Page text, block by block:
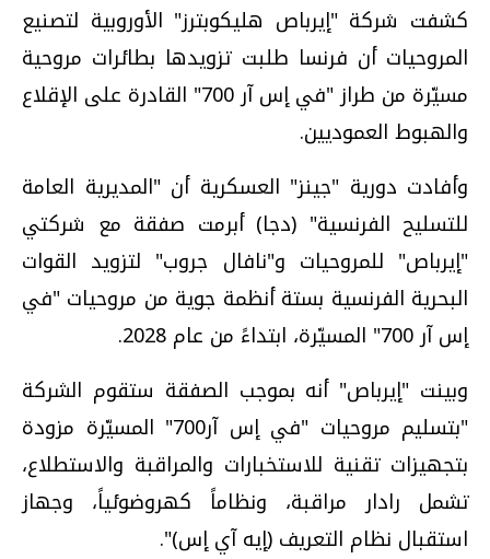
كشفت شركة "إيرباص هليكوبترز" الأوروبية لتصنيع
المروحيات أن فرنسا طلبت تزويدها بطائرات مروحية
مسيّرة من طراز "في إس آر 700" القادرة على الإقلاع
والهبوط العموديين.
وأفادت دورية "جينز" العسكرية أن "المديرية العامة
للتسليح الفرنسية" (دجا) أبرمت صفقة مع شركتي
"إيرباص" للمروحيات و"نافال جروب" لتزويد القوات
البحرية الفرنسية بستة أنظمة جوية من مروحيات "في
إس آر 700" المسيّرة، ابتداءً من عام 2028.
وبينت "إيرباص" أنه بموجب الصفقة ستقوم الشركة
"بتسليم مروحيات "في إس آر700" المسيّرة مزودة
بتجهيزات تقنية للاستخبارات والمراقبة والاستطلاع،
تشمل رادار مراقبة، ونظاماً كهروضوئياً، وجهاز
استقبال نظام التعريف (إيه آي إس)".